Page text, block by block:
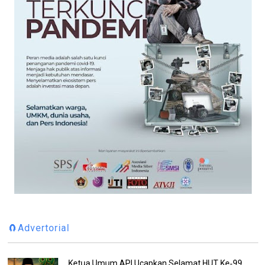
🧲Advertorial